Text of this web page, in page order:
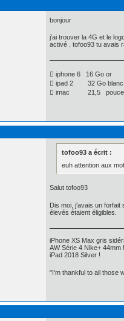
bonjour
j'ai trouver la 4G et le
activé . tofoo93 tu avais
 iphone 6 16 Go or
 ipad 2 32 Go
 imac 21,5
tofoo93 a écrit :
euh attention aux
Salut tofoo93
Dis moi, j'avais un forfait
élevés étaient éligibles.
iPhone XS Max gris
AW Série 4 Nike+ 44mm
iPad 2018 Silver !
"I'm thankful to all those